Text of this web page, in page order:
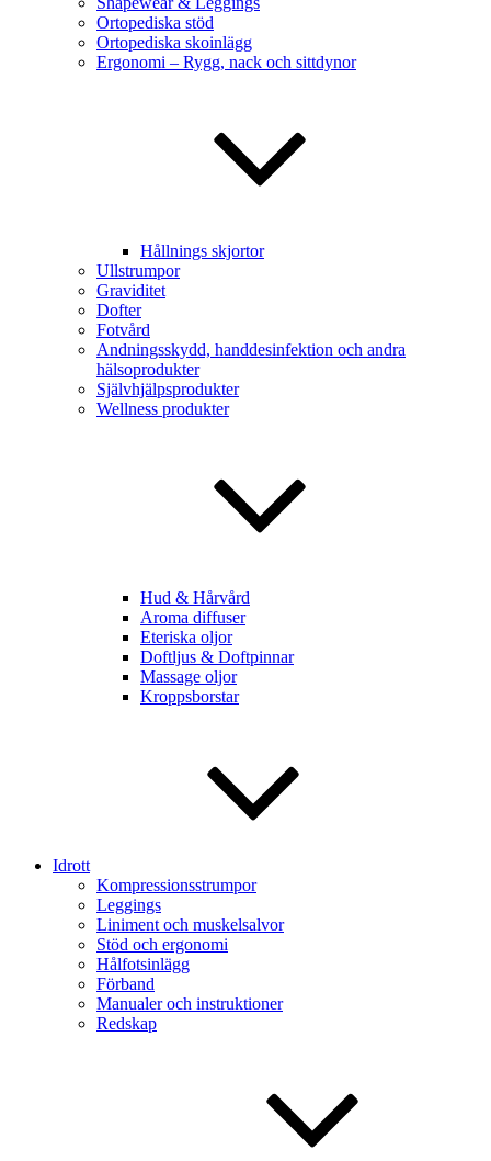
Ortopediska stöd
Ortopediska skoinlägg
Ergonomi – Rygg, nack och sittdynor
Hållnings skjortor
Ullstrumpor
Graviditet
Dofter
Fotvård
Andningsskydd, handdesinfektion och andra
hälsoprodukter
Självhjälpsprodukter
Wellness produkter
Hud & Hårvård
Aroma diffuser
Eteriska oljor
Doftljus & Doftpinnar
Massage oljor
Kroppsborstar
Idrott
Kompressionsstrumpor
Leggings
Liniment och muskelsalvor
Stöd och ergonomi
Hålfotsinlägg
Förband
Manualer och instruktioner
Redskap